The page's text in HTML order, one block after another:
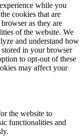
while you
cookies that are
as they are
of the website. We
and understand how
in your browser
to opt-out of these
may affect your
the website to
functionalities and